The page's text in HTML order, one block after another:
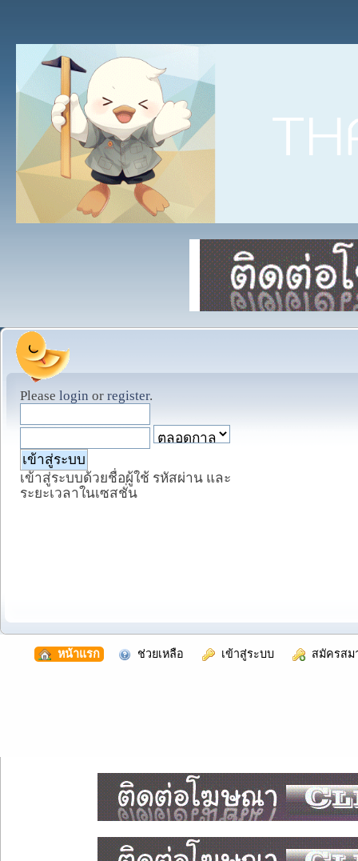
Please login or register.
เข้าสู่ระบบด้วยชื่อผู้ใช้ รหัสผ่าน และ
ระยะเวลาในเซสชั่น
หน้าแรก ช่วยเหลือ เข้าสู่ระบบ สมัครสม